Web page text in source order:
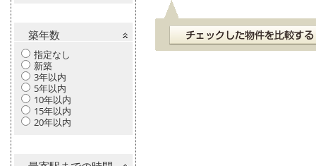
築年数
指定なし
新築
3年以内
5年以内
10年以内
15年以内
20年以内